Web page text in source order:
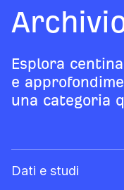
Esplora
e
una categoria
Dati e studi